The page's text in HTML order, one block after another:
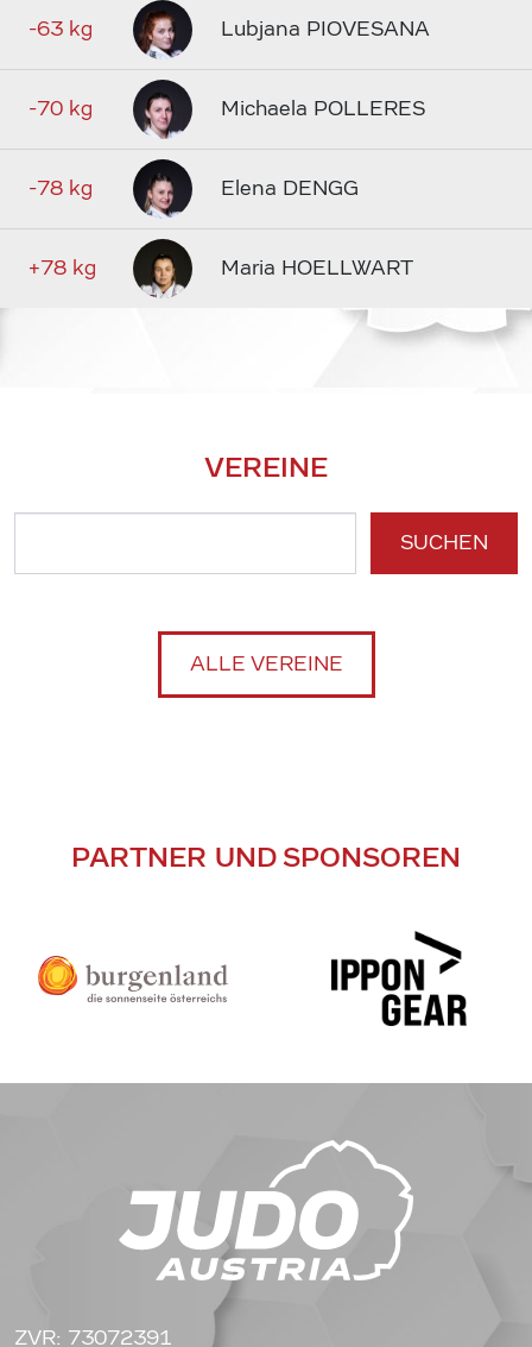
-63 kg Lubjana PIOVESANA
-70 kg Michaela POLLERES
-78 kg Elena DENGG
+78 kg Maria HOELLWART
VEREINE
SUCHEN
ALLE VEREINE
PARTNER UND SPONSOREN
ZVR: 73072391